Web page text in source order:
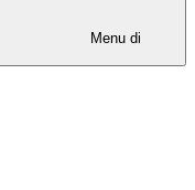
Menu di